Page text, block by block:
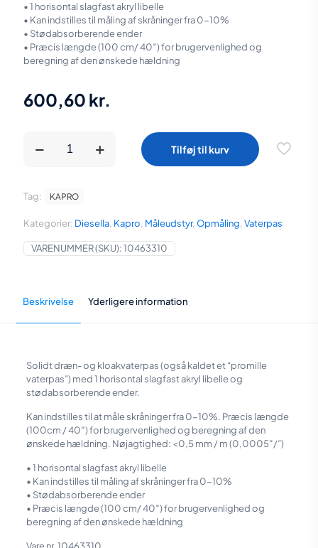
• 1 horisontal slagfast akryl libelle
• Kan indstilles til måling af skråninger fra 0-10%
• Stødabsorberende ender
• Præcis længde (100 cm/ 40″) for brugervenlighed og
beregning af den ønskede hældning
600,60 kr.
Dræn-
100
cm
antal
Tilføj til kurv
VARENUMMER (SKU):10463310
Kategorier: Diesella, Kapro, Måleudstyr,Opmåling,Vaterpas
Tag: KAPRO
Beskrivelse Yderligere information
Solidt dræn- og kloakvaterpas (også kaldet et “promille
vaterpas”) med 1 horisontal slagfast akryl libelle og
stødabsorberende ender.
Kan indstilles til at måle skråninger fra 0-10%. Præcis længde
(100cm / 40″) for brugervenlighed og beregning af den
ønskede hældning. Nøjagtighed: <0,5 mm / m (0,0005″/”)
• 1 horisontal slagfast akryl libelle
• Kan indstilles til måling af skråninger fra 0-10%
• Stødabsorberende ender
• Præcis længde (100 cm/ 40″) for brugervenlighed og
beregning af den ønskede hældning